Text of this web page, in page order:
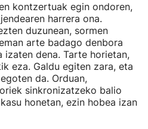
kontzertuak egin ondoren,
harrera ona.
duzunean, sormen
arte badago denbora
izaten dena. Tarte horietan,
eza. Galdu egiten zara, eta
da. Orduan,
sinkronizatzeko balio
honetan, ezin hobea izan